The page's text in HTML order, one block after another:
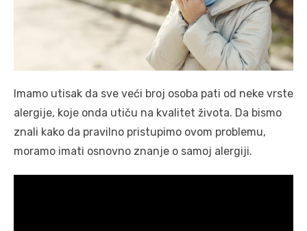
Imamo utisak da sve veći broj osoba pati od neke vrste
alergije, koje onda utiču na kvalitet života. Da bismo
znali kako da pravilno pristupimo ovom problemu,
moramo imati osnovno znanje o samoj alergiji.